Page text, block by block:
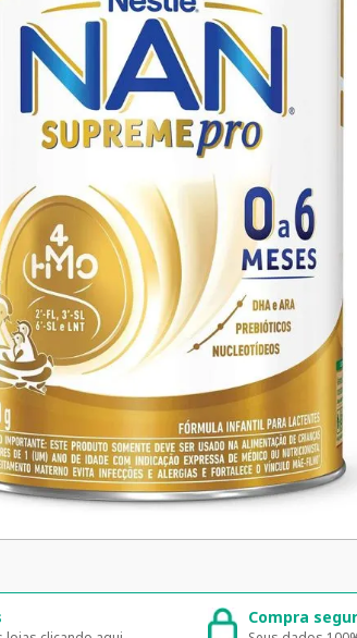
Entrega rápida e segura